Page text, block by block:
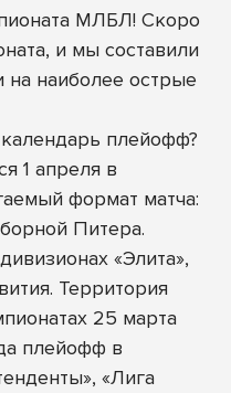
МЛБЛ! Скоро
и мы составили
на наиболее острые
плейофф?
1 апреля в
формат матча:
Питера.
«Элита»,
Территория
25 марта
плейофф в
«Лига